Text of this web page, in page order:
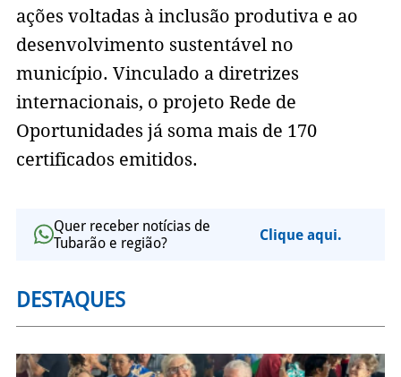
ações voltadas à inclusão produtiva e ao
desenvolvimento sustentável no
município. Vinculado a diretrizes
internacionais, o projeto Rede de
Oportunidades já soma mais de 170
certificados emitidos.
Quer receber notícias de
Tubarão e região?
Clique aqui.
DESTAQUES